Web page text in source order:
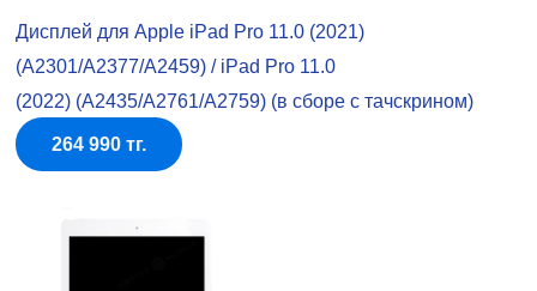
Дисплей для Apple iPad Pro 11.0 (2021)
(A2301/A2377/A2459) / iPad Pro 11.0
(2022) (A2435/A2761/A2759) (в сборе с тачскрином)
264 990 тг.